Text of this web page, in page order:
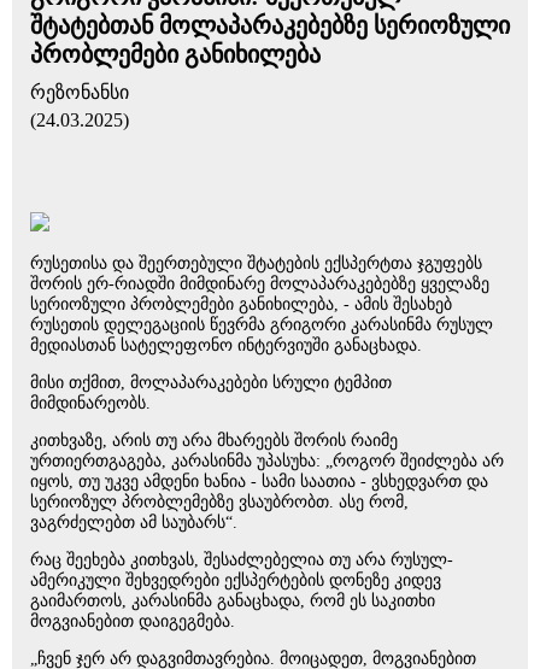
შტატებთან მოლაპარაკებებზე სერიოზული
პრობლემები განიხილება
რეზონანსი
(24.03.2025)
რუსეთისა და შეერთებული შტატების ექსპერტთა ჯგუფებს
შორის ერ-რიადში მიმდინარე მოლაპარაკებებზე ყველაზე
სერიოზული პრობლემები განიხილება, - ამის შესახებ
რუსეთის დელეგაციის წევრმა გრიგორი კარასინმა რუსულ
მედიასთან სატელეფონო ინტერვიუში განაცხადა.
მისი თქმით, მოლაპარაკებები სრული ტემპით
მიმდინარეობს.
კითხვაზე, არის თუ არა მხარეებს შორის რაიმე
ურთიერთგაგება, კარასინმა უპასუხა: „როგორ შეიძლება არ
იყოს, თუ უკვე ამდენი ხანია - სამი საათია - ვსხედვართ და
სერიოზულ პრობლემებზე ვსაუბრობთ. ასე რომ,
ვაგრძელებთ ამ საუბარს“.
რაც შეეხება კითხვას, შესაძლებელია თუ არა რუსულ-
ამერიკული შეხვედრები ექსპერტების დონეზე კიდევ
გაიმართოს, კარასინმა განაცხადა, რომ ეს საკითხი
მოგვიანებით დაიგეგმება.
„ჩვენ ჯერ არ დაგვიმთავრებია. მოიცადეთ, მოგვიანებით